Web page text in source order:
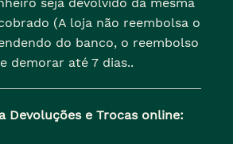
(A loja não reembolsa o
do banco, o reembolso
demorar até 7 dias..
Devoluções e Trocas online: